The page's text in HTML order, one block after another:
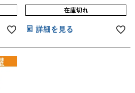
在庫切れ
詳細を見る